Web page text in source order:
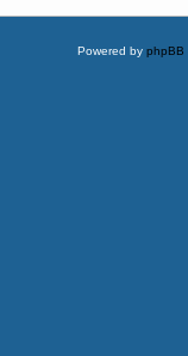
Powered byphpBB